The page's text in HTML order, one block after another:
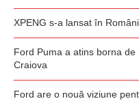
XPENG s-a lansat în
Ford Puma a atins borna
Craiova
Ford are o nouă viziune